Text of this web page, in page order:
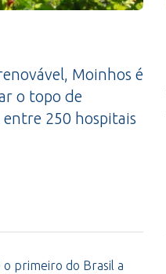
Moinhos é
o topo de
250 hospitais
o primeiro do Brasil a